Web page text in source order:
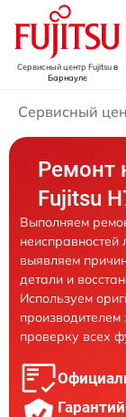
Сервисный центр Fujitsuв
Барнауле
Сервисный
Ремонт
Fujitsu
Выполняем
выявляем
детали и
Используем
проверку всех